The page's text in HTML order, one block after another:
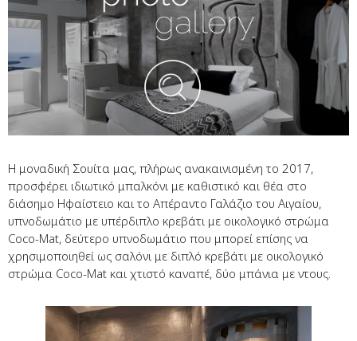
Η μοναδική Σουίτα μας, πλήρως ανακαινισμένη το 2017,
προσφέρει ιδιωτικό μπαλκόνι με καθιστικό και θέα στο
διάσημο Ηφαίστειο και το Απέραντο Γαλάζιο του Αιγαίου,
υπνοδωμάτιο με υπέρδιπλο κρεβάτι με οικολογικό στρώμα
Coco-Mat, δεύτερο υπνοδωμάτιο που μπορεί επίσης να
χρησιμοποιηθεί ως σαλόνι με διπλό κρεβάτι με οικολογικό
στρώμα Coco-Mat και χτιστό καναπέ, δύο μπάνια με ντους.